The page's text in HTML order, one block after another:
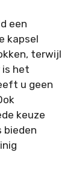
een
kapsel
terwijl
is het
u geen
keuze
bieden